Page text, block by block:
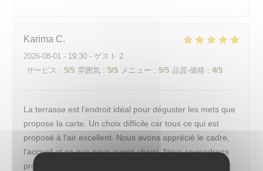
Karima C
2026-08-01 - 19:30 - ゲスト 2
サービス : 5/5 雰囲気 : 5/5 メニュー : 5/5 品質-価格 : 4/5
La terrasse est l'endroit idéal pour déguster les mets que
propose la carte. Un choix difficile car tous ce qui est
proposé à l'air excellent. Nous avons apprécié le cadre,
l'accueil et ce que nous avons choisi. Nous reviendrons
prochainement.